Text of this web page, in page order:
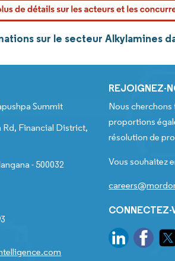
sur le secteur Alkylamines
Summit
Rd, Financial District,
- 500032
REJOIGNEZ-
Nous cherchons
proportions
résolution de
Vous souhaitez
CONNECTEZ-